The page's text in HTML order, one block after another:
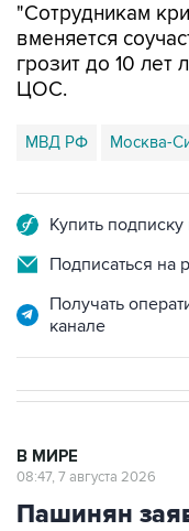
"Сотрудникам
вменяется
грозит до 10 лет
ЦОС.
МВД РФ Москва-
Купить
Подписаться на
Получать
канале
В МИРЕ
08:47, 7 августа 2026
Пашинян